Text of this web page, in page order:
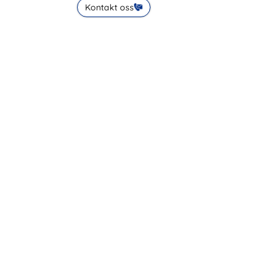
Kontakt oss